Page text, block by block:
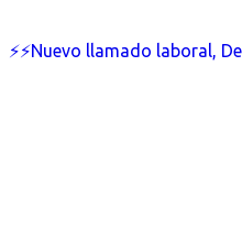
⚡⚡Nuevo llamado laboral,